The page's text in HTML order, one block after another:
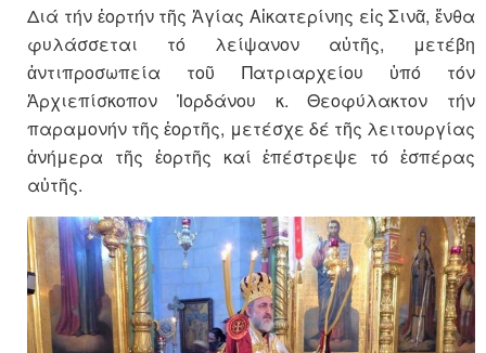
Διά τήν ἑορτήν τῆς Ἁγίας Αἰκατερίνης εἰς Σινᾶ, ἔνθα
φυλάσσεται τό λείψανον αὐτῆς, μετέβη
ἀντιπροσωπεία τοῦ Πατριαρχείου ὑπό τόν
Ἀρχιεπίσκοπον Ἰορδάνου κ. Θεοφύλακτον τήν
παραμονήν τῆς ἑορτῆς, μετέσχε δέ τῆς λειτουργίας
ἀνήμερα τῆς ἑορτῆς καί ἐπέστρεψε τό ἑσπέρας
αὐτῆς.